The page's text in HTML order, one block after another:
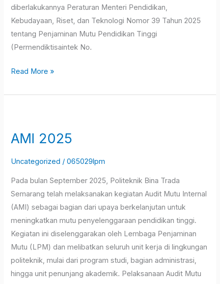
diberlakukannya Peraturan Menteri Pendidikan,
Kebudayaan, Riset, dan Teknologi Nomor 39 Tahun 2025
tentang Penjaminan Mutu Pendidikan Tinggi
(Permendiktisaintek No.
Read More »
AMI 2025
Uncategorized /065029lpm
Pada bulan September 2025, Politeknik Bina Trada
Semarang telah melaksanakan kegiatan Audit Mutu Internal
(AMI) sebagai bagian dari upaya berkelanjutan untuk
meningkatkan mutu penyelenggaraan pendidikan tinggi.
Kegiatan ini diselenggarakan oleh Lembaga Penjaminan
Mutu (LPM) dan melibatkan seluruh unit kerja di lingkungan
politeknik, mulai dari program studi, bagian administrasi,
hingga unit penunjang akademik. Pelaksanaan Audit Mutu